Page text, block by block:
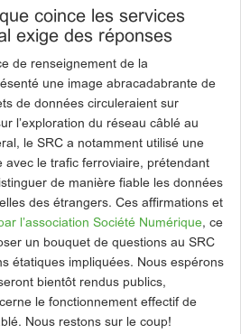
coince les services
exige des réponses
de renseignement de la
une image abracadabrante de
de données circuleraient sur
l’exploration du réseau câblé au
le SRC a notamment utilisé une
avec le trafic ferroviaire, prétendant
de manière fiable les données
des étrangers. Ces affirmations et
l’association Société Numérique, ce
un bouquet de questions au SRC
étatiques impliquées. Nous espérons
bientôt rendus publics,
le fonctionnement effectif de
Nous restons sur le coup!